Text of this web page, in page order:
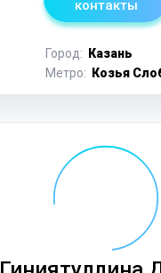
Город:
Казань
Метро:
Козья
контакты